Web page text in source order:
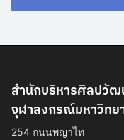
สำนักบริหารศิลปวัฒ
จุฬาลงกรณ์มหาวิทย
254 ถนนพญาไท